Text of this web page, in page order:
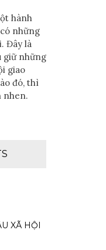
hành
những
Đây là
giữ những
giao
đó, thì
nhen.
XÃ HỘI